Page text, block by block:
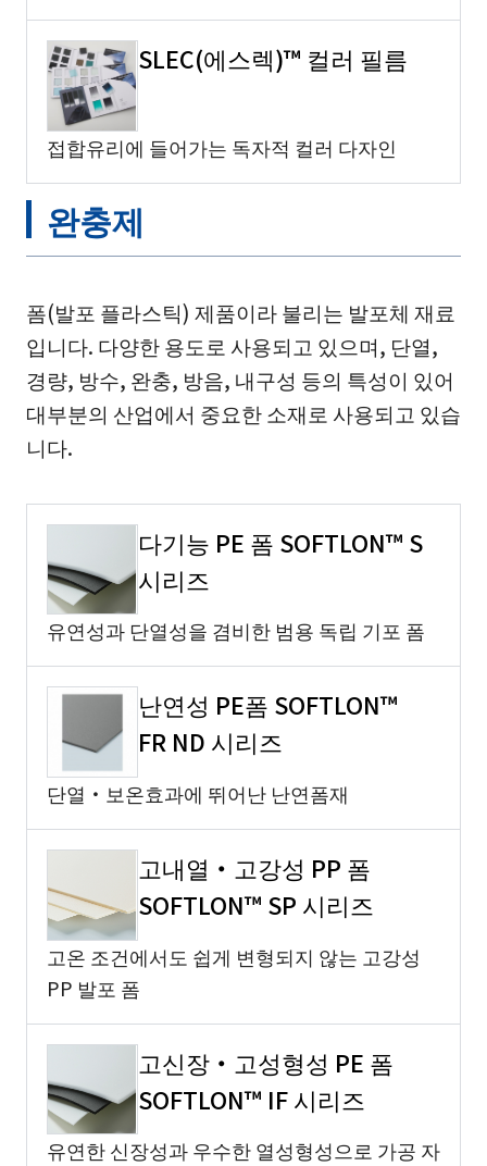
SLEC(에스렉)™ 컬러 필름
접합유리에 들어가는 독자적 컬러 다자인
완충제
폼(발포 플라스틱) 제품이라 불리는 발포체 재료
입니다. 다양한 용도로 사용되고 있으며, 단열,
경량, 방수, 완충, 방음, 내구성 등의 특성이 있어
대부분의 산업에서 중요한 소재로 사용되고 있습
니다.
다기능 PE 폼 SOFTLON™ S
시리즈
유연성과 단열성을 겸비한 범용 독립 기포 폼
난연성 PE폼 SOFTLON™
FR ND 시리즈
단열・보온효과에 뛰어난 난연폼재
고내열・고강성 PP 폼
SOFTLON™ SP 시리즈
고온 조건에서도 쉽게 변형되지 않는 고강성
PP 발포 폼
고신장・고성형성 PE 폼
SOFTLON™ IF 시리즈
유연한 신장성과 우수한 열성형성으로 가공 자